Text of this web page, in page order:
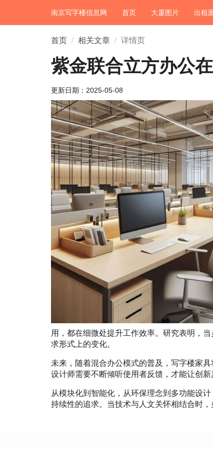
南京写字楼信息网 首页 大厦图片 出租
首页 相关文章 详情页
紫金联合立方办公
更新日期： 2025-05-08
用，都在细微处提升工作效率。研究表明，
求形式上的变化。
未来，随着混合办公模式的普及，写字楼家
设计师需要不断倾听使用者反馈，才能让创
从模块化到智能化，从环保理念到多功能设
持续性的追求。当技术与人文关怀相结合时